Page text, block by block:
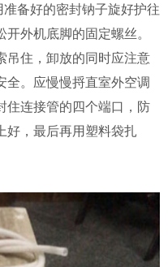
备好的密封钠子旋好护往
外机底脚的固定螺丝。
吊住，卸放的同时应注意
全。应慢慢捋直室外空调
住连接管的四个端口，防
好，最后再用塑料袋扎